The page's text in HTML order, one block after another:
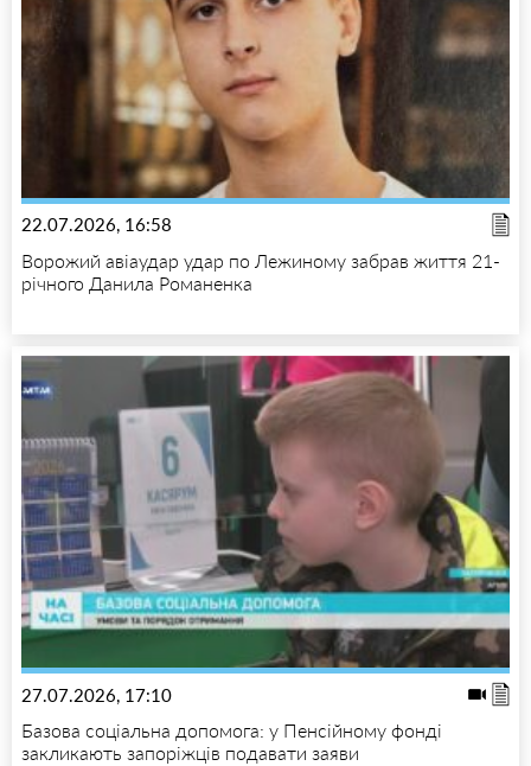
22.07.2026, 16:58
Ворожий авіаудар удар по Лежиному забрав життя 21-
річного Данила Романенка
27.07.2026, 17:10
Базова соціальна допомога: у Пенсійному фонді
закликають запоріжців подавати заяви